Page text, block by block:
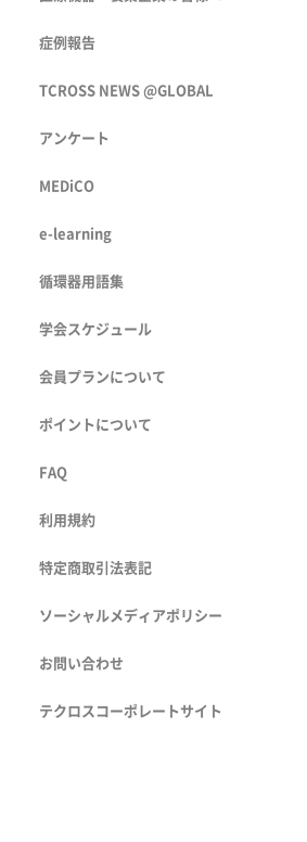
症例報告
TCROSS NEWS @GLOBAL
アンケート
MEDiCO
e-learning
循環器用語集
学会スケジュール
会員プランについて
ポイントについて
FAQ
利用規約
特定商取引法表記
ソーシャルメディアポリシー
お問い合わせ
テクロスコーポレートサイト